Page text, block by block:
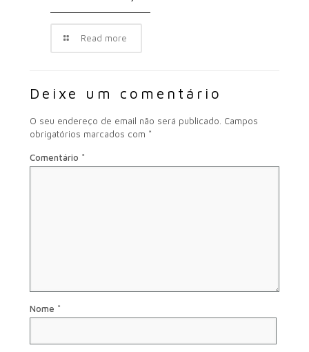
Read more
Deixe um comentário
O seu endereço de email não será publicado. Campos
obrigatórios marcados com *
Comentário *
Nome *